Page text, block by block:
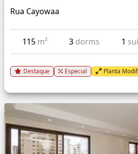
Rua Cayowaa
115 m² 3 dorms 1
Destaque Especial Planta